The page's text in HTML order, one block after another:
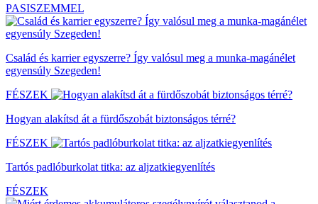
PASISZEMMEL
Család és karrier egyszerre? Így valósul meg a munka-magánélet
egyensúly Szegeden!
FÉSZEK
Hogyan alakítsd át a fürdőszobát biztonságos térré?
FÉSZEK
Tartós padlóburkolat titka: az aljzatkiegyenlítés
FÉSZEK